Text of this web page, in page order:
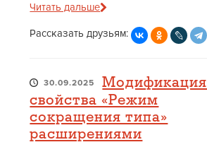
Читать дальше
Рассказать друзьям:
30.09.2025
Модификация
свойства «Режим
сокращения типа»
расширениями